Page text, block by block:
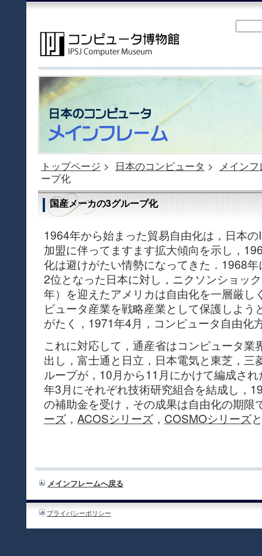
トップページ > 日本のコンピュータ > メイン
ープ化
国産メーカの3グループ化
1964年から始まった貿易自由化は，日本
加盟に伴ってますます拡大傾向を示し，
化は避けがたい情勢になってきた．1968
2位となった日本に対し，ニクソンショッ
年）を迎えたアメリカは自由化を一層厳し
ピュータ産業を戦略産業として保護しよう
がたく，1971年4月，コンピュータ自由化
これに対応して，通産省はコンピュータ業
出し，富士通と日立，日本電気と東芝，三
ループが，10月から11月にかけて編成さ
年3月にそれぞれ技術研究組合を結成し，
の補助金を受け，その成果は自由化の期限
ーズ ， ACOSシリーズ ， COSMOシリーズ
メインフレームへ戻る
プライバシーポリシー